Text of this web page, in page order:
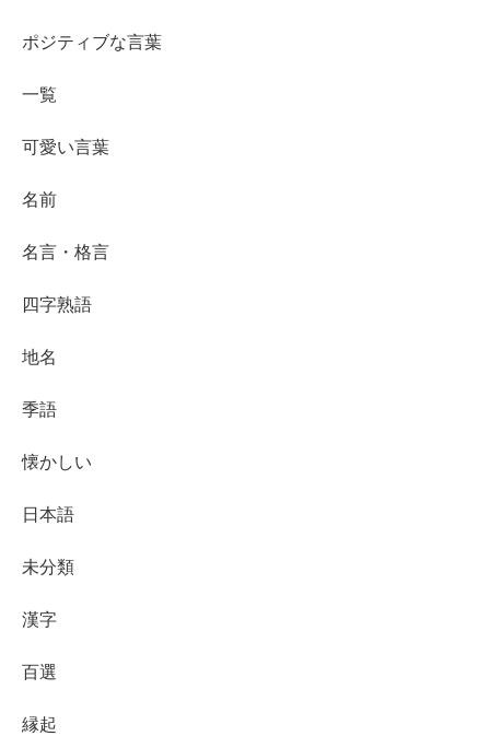
ポジティブな言葉
一覧
可愛い言葉
名前
名言・格言
四字熟語
地名
季語
懐かしい
日本語
未分類
漢字
百選
縁起